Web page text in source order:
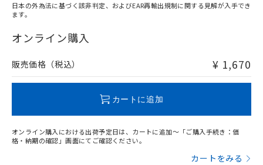
在庫等で未対応品が混在する可能性があります。
問い合わせください。
日本の外為法に基づく該非判定、およびEAR再輸出規制に関する見解が入手でき
ます。
オンライン購入
販売価格（税込） ¥ 1,670
カートに追加
オンライン購入における出荷予定日は、カートに追加～「ご購入手続き：価
格・納期の確認」画面にてご確認ください。
カートをみる